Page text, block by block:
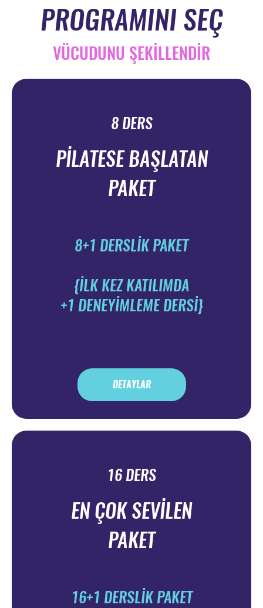
PROGRAMINI SEÇ
VÜCUDUNU ŞEKİLLENDİR
8 DERS
PİLATESE BAŞLATAN
PAKET
8+1 DERSLİK PAKET
{İLK KEZ KATILIMDA
+1 DENEYİMLEME DERSİ}
DETAYLAR
16 DERS
EN ÇOK SEVİLEN
PAKET
16+1 DERSLİK PAKET